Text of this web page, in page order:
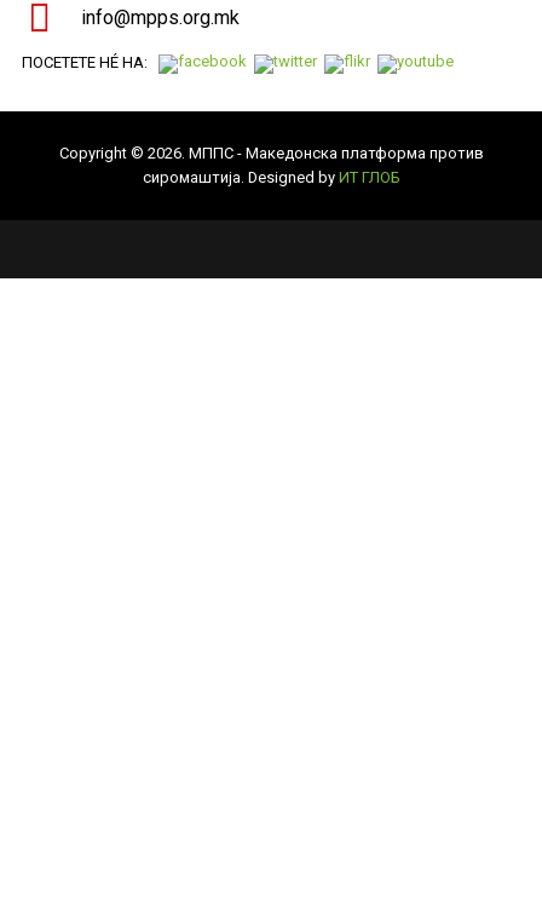
info@mpps.org.mk
ПОСЕТЕТЕ НÉ НА:
Copyright © 2026. МППС - Македонска платформа против
сиромаштија. Designed by ИТ ГЛОБ